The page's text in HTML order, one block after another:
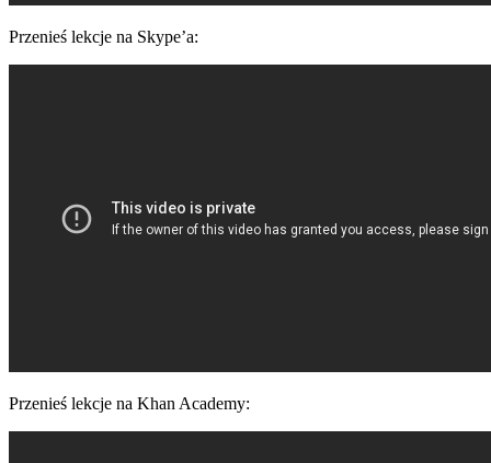
Przenieś lekcje na Skype’a:
Przenieś lekcje na Khan Academy: